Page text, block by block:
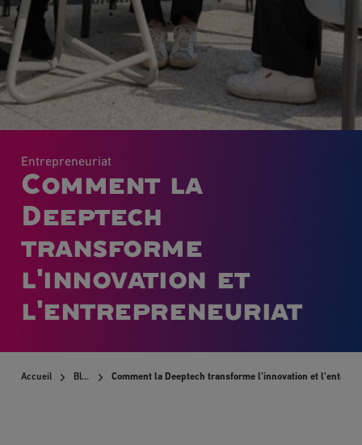
Entrepreneuriat
Comment la
Deeptech
transforme
l'innovation et
l'entrepreneuriat
Accueil Blog Comment la Deeptech transforme l'innovation et